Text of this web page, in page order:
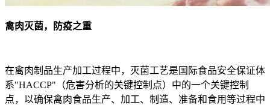
禽肉灭菌，防疫之重
在禽肉制品生产加工过程中，灭菌工艺是国际食品安全保证体
系"HACCP"（危害分析的关键控制点）中的一个关键控制
点，以确保禽肉食品生产、加工、制造、准备和食用等过程中